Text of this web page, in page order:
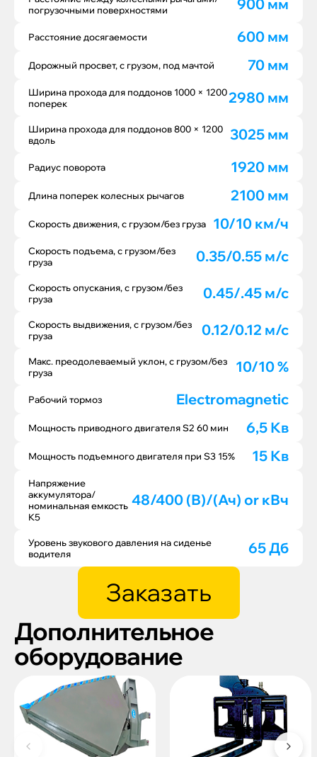
погрузочными поверхностями
900 мм
Расстояние досягаемости 600 мм
Дорожный просвет, с грузом, под мачтой 70 мм
Ширина прохода для поддонов 1000 × 1200
поперек
2980 мм
Ширина прохода для поддонов 800 × 1200
вдоль
3025 мм
Радиус поворота 1920 мм
Длина поперек колесных рычагов 2100 мм
Скорость движения, с грузом/без груза 10/10 км/ч
Скорость подъема, с грузом/без
груза
0.35/0.55 м/с
Скорость опускания, с грузом/без
груза
0.45/.45 м/с
Скорость выдвижения, с грузом/без
груза
0.12/0.12 м/с
Макс. преодолеваемый уклон, с грузом/без
груза
10/10 %
Рабочий тормоз Electromagnetic
Мощность приводного двигателя S2 60 мин 6,5 Кв
Мощность подъемного двигателя при S3 15% 15 Кв
Напряжение
аккумулятора/
номинальная емкость
K5
48/400 (В)/(Ач) or кВч
Уровень звукового давления на сиденье
водителя
65 Дб
Заказать
Дополнительное
оборудование